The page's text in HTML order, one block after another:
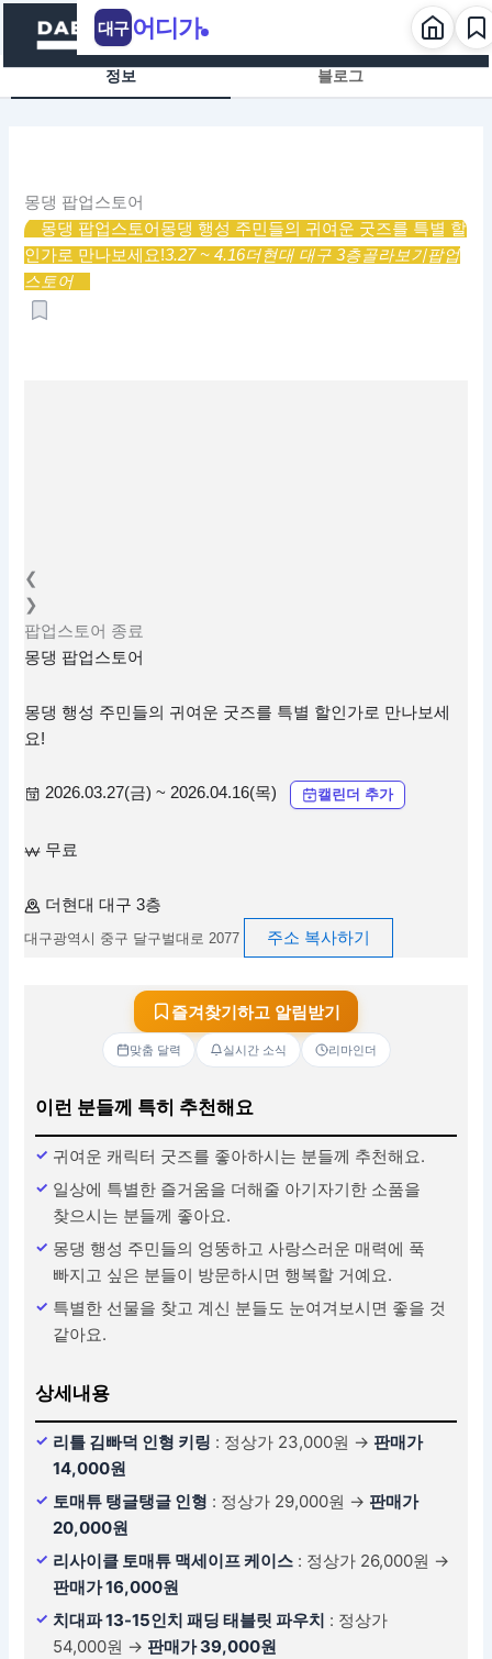
츠
정보 블로그
몽댕 팝업스토어
몽댕 팝업스토어 몽댕 행성 주민들의 귀여운 굿즈를 특별 할
인가로 만나보세요!3.27 ~ 4.16더현대 대구 3층골라보기팝업
스토어
❮
❯
팝업스토어 종료
몽댕 팝업스토어
몽댕 행성 주민들의 귀여운 굿즈를 특별 할인가로 만나보세
요!
2026.03.27(금) ~ 2026.04.16(목) 캘린더 추가
무료
더현대 대구 3층
대구광역시 중구 달구벌대로 2077 주소 복사하기
즐겨찾기하고 알림받기
맞춤 달력 실시간 소식 리마인더
이런 분들께 특히 추천해요
귀여운 캐릭터 굿즈를 좋아하시는 분들께 추천해요.
일상에 특별한 즐거움을 더해줄 아기자기한 소품을
찾으시는 분들께 좋아요.
몽댕 행성 주민들의 엉뚱하고 사랑스러운 매력에 푹
빠지고 싶은 분들이 방문하시면 행복할 거예요.
특별한 선물을 찾고 계신 분들도 눈여겨보시면 좋을 것
같아요.
상세내용
리틀 김빠덕 인형 키링 : 정상가 23,000원 → 판매가
14,000원
토매튜 탱글탱글 인형 : 정상가 29,000원 → 판매가
20,000원
리사이클 토매튜 맥세이프 케이스 : 정상가 26,000원 →
판매가 16,000원
치대파 13-15인치 패딩 태블릿 파우치 : 정상가
54,000원 → 판매가 39,000원
대구 어디가